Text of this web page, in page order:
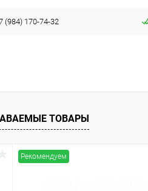
(984) 170-74-32
ТОВАРЫ
Рекомендуем